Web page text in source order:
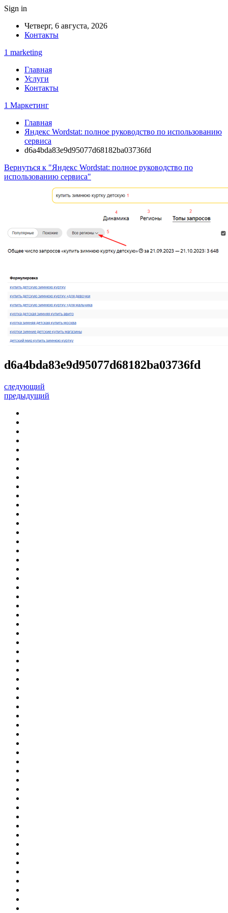
Sign in
Четверг, 6 августа, 2026
Контакты
1 marketing
Главная
Услуги
Контакты
1 Маркетинг
Главная
Яндекс Wordstat: полное руководство по использованию
сервиса
d6a4bda83e9d95077d68182ba03736fd
Вернуться к "Яндекс Wordstat: полное руководство по
использованию сервиса"
d6a4bda83e9d95077d68182ba03736fd
следующий
предыдущий